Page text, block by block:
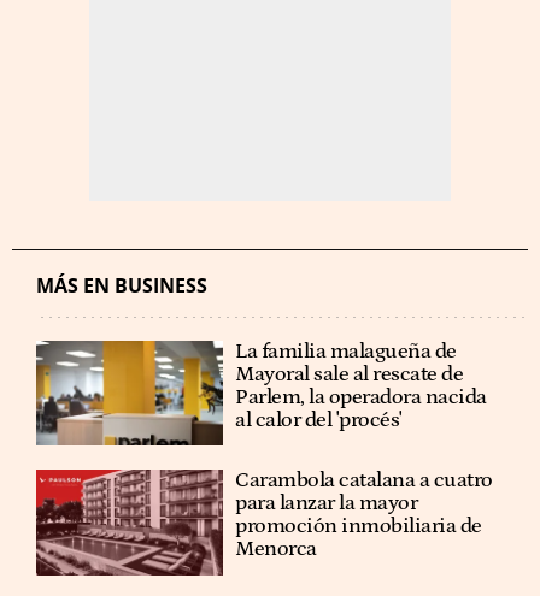
MÁS EN BUSINESS
La familia malagueña de
Mayoral sale al rescate de
Parlem, la operadora nacida
al calor del 'procés'
Carambola catalana a cuatro
para lanzar la mayor
promoción inmobiliaria de
Menorca